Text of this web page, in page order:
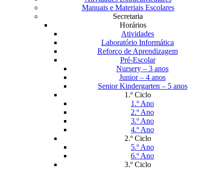
Manuais e Materiais Escolares
Secretaria
Horários
Atividades
Laboratório Informática
Reforço de Aprendizagem
Pré-Escolar
Nursery – 3 anos
Junior – 4 anos
Senior Kindergarten – 5 anos
1.º Ciclo
1.º Ano
2.º Ano
3.º Ano
4.º Ano
2.º Ciclo
5.º Ano
6.º Ano
3.º Ciclo